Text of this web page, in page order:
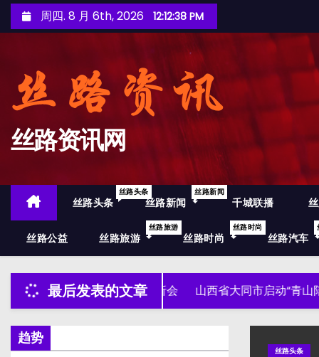
至
周四. 8 月 6th, 2026 12:12:39 PM
丝路资讯网
丝路头条
丝路头条
丝路新闻
丝路新闻
千城联播
丝路公益 丝路旅游
丝路旅游
丝路时尚
丝路时尚
丝路汽车
最后发表的文章
上半年经济运行分析会 山西省大同市启动“青山陪伴”助学
趋势
丝路头条